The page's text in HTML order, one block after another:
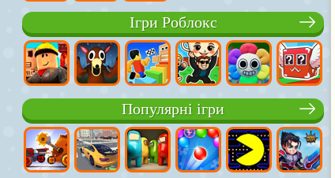
Ігри Роблокс
Популярні ігри